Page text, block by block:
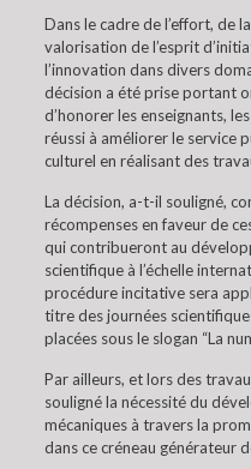
Dans le cadre de l’effort, de
valorisation de l’esprit
l’innovation dans divers
décision a été prise portant
d’honorer les enseignants,
réussi à améliorer le service
culturel en réalisant des
La décision, a-t-il souligné,
récompenses en faveur de
qui contribueront au
scientifique à l’échelle
procédure incitative sera
titre des journées
placées sous le slogan “La
Par ailleurs, et lors des
souligné la nécessité du
mécaniques à travers la
dans ce créneau générateur